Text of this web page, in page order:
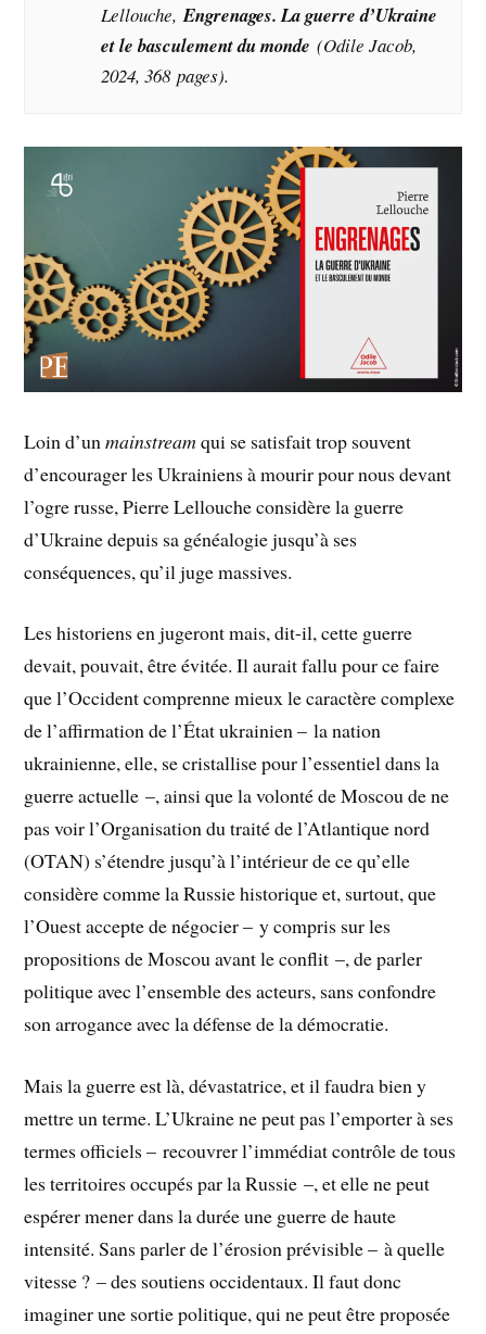
Lellouche, Engrenages. La guerre d’Ukraine
et le basculement du monde(Odile Jacob,
2024, 368 pages).
Loin d’unmainstreamqui se satisfait trop souvent
d’encourager les Ukrainiens à mourir pour nous devant
l’ogre russe, Pierre Lellouche considère la guerre
d’Ukraine depuis sa généalogie jusqu’à ses
conséquences, qu’il juge massives.
Les historiens en jugeront mais, dit-il, cette guerre
devait, pouvait, être évitée. Il aurait fallu pour ce faire
que l’Occident comprenne mieux le caractère complexe
de l’affirmation de l’État ukrainien – la nation
ukrainienne, elle, se cristallise pour l’essentiel dans la
guerre actuelle –, ainsi que la volonté de Moscou de ne
pas voir l’Organisation du traité de l’Atlantique nord
(OTAN) s’étendre jusqu’à l’intérieur de ce qu’elle
considère comme la Russie historique et, surtout, que
l’Ouest accepte de négocier – y compris sur les
propositions de Moscou avant le conflit –, de parler
politique avec l’ensemble des acteurs, sans confondre
son arrogance avec la défense de la démocratie.
Mais la guerre est là, dévastatrice, et il faudra bien y
mettre un terme. L’Ukraine ne peut pas l’emporter à ses
termes officiels – recouvrer l’immédiat contrôle de tous
les territoires occupés par la Russie –, et elle ne peut
espérer mener dans la durée une guerre de haute
intensité. Sans parler de l’érosion prévisible – à quelle
vitesse ? – des soutiens occidentaux. Il faut donc
imaginer une sortie politique, qui ne peut être proposée